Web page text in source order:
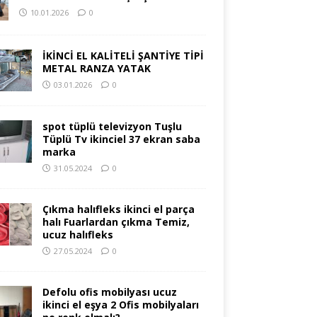
10.01.2026 0
İKİNCİ EL KALİTELİ ŞANTİYE TİPİ
METAL RANZA YATAK
03.01.2026 0
spot tüplü televizyon Tuşlu
Tüplü Tv ikinciel 37 ekran saba
marka
31.05.2024 0
Çıkma halıfleks ikinci el parça
halı Fuarlardan çıkma Temiz,
ucuz halıfleks
27.05.2024 0
Defolu ofis mobilyası ucuz
ikinci el eşya 2 Ofis mobilyaları